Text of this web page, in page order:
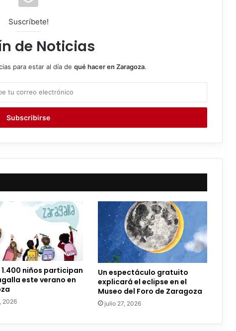
Suscríbete!
de Noticias
para estar al día de qué hacer en Zaragoza.
1.400 niños participan
este verano en
2026
Un espectáculo gratuito
explicará el eclipse en el
Museo del Foro de Zaragoza
julio 27, 2026